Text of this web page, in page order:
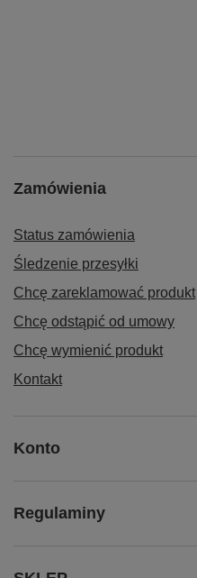
Zamówienia
Status zamówienia
Śledzenie przesyłki
Chcę zareklamować produkt
Chcę odstąpić od umowy
Chcę wymienić produkt
Kontakt
Konto
Regulaminy